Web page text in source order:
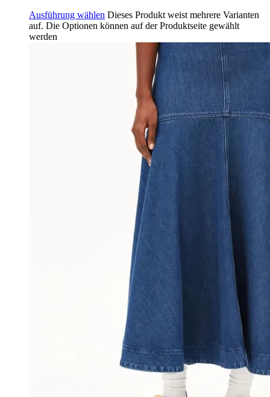
Ausführung wählen Dieses Produkt weist mehrere Varianten
auf. Die Optionen können auf der Produktseite gewählt
werden